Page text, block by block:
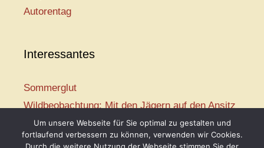
Autorentag
Interessantes
Sommerglut
Wildbeobachtung: Mit den Jägern auf den Ansitz
Mir ist so heiß
Mission: Rettungsschwimmer
Um unsere Webseite für Sie optimal zu gestalten und
fortlaufend verbessern zu können, verwenden wir Cookies.